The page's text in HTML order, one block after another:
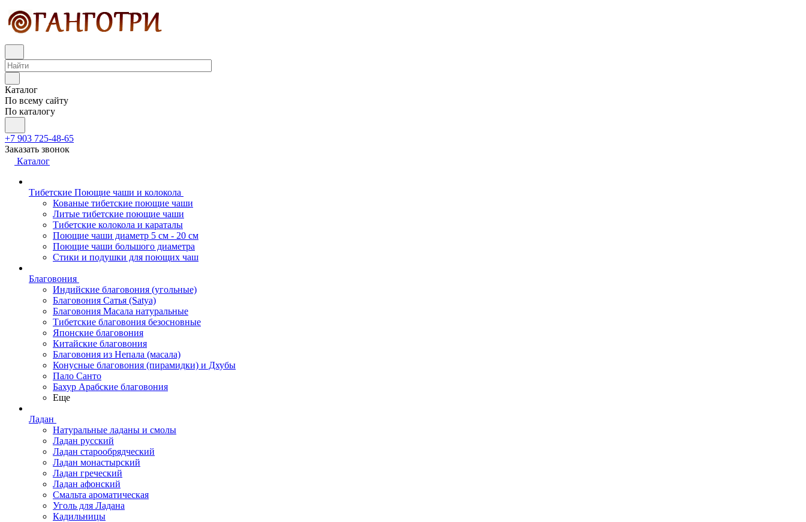
Каталог
По всему сайту
По каталогу
+7 903 725-48-65
Заказать звонок
Каталог
Тибетские Поющие чаши и колокола
Кованые тибетские поющие чаши
Литые тибетские поющие чаши
Тибетские колокола и караталы
Поющие чаши диаметр 5 см - 20 см
Поющие чаши большого диаметра
Стики и подушки для поющих чаш
Благовония
Индийские благовония (угольные)
Благовония Сатья (Satya)
Благовония Масала натуральные
Тибетские благовония безосновные
Японские благовония
Китайские благовония
Благовония из Непала (масала)
Конусные благовония (пирамидки) и Дхубы
Пало Санто
Бахур Арабские благовония
Еще
Ладан
Натуральные ладаны и смолы
Ладан русский
Ладан старообрядческий
Ладан монастырский
Ладан греческий
Ладан афонский
Смальта ароматическая
Уголь для Ладана
Кадильницы